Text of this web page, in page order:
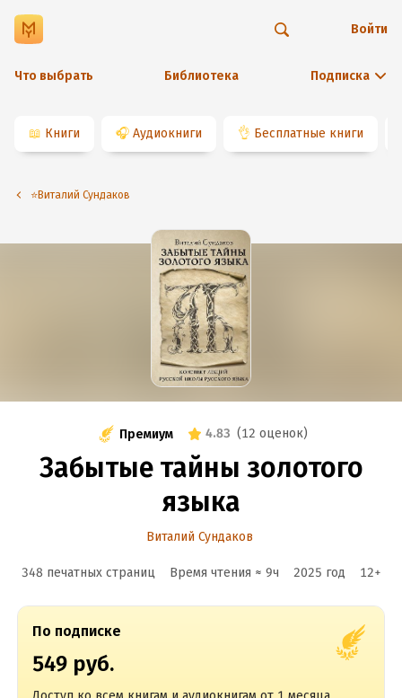
Что выбрать Библиотека Подписка
Войти
📖 Книги 🎧 Аудиокниги 👌 Бесплатные книги
⭐️Виталий Сундаков
Премиум 4.83 (12 оценок)
Забытые тайны золотого
языка
Виталий Сундаков
348 печатных страниц Время чтения ≈ 9ч 2025 год 12+
По подписке
549 руб.